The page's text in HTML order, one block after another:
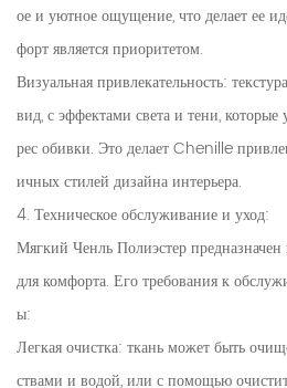
ое и уютное ощущение, что делает ее
форт является приоритетом.
Визуальная привлекательность:
вид, с эффектами света и тени,
рес обивки. Это делает Chenille
ичных стилей дизайна интерьера.
4. Техническое обслуживание и уход:
Мягкий Ченль Полиэстер предназначен
для комфорта. Его требования к
ы:
Легкая очистка: ткань может быть
ствами и водой, или с помощью